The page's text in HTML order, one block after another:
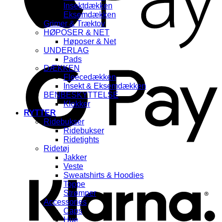
Insektdækken
Eksemdækken
Grimer & Træktov
HØPOSER & NET
Høposer & Net
UNDERLAG
Pads
DÆKKEN
Fleecedækken
Insekt & Eksemdækken
BENBESKYTTELSE
Klokker
RYTTER
Ridebukser
Ridebukser
Ridetights
Ridetøj
Jakker
Veste
Sweatshirts & Hoodies
Toppe
Strømper
Accessories
Caps
Hue